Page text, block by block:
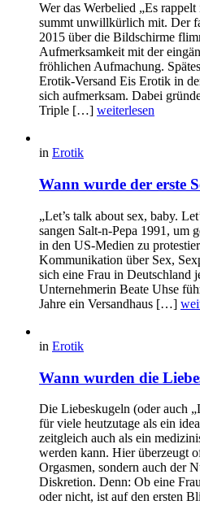
Wer das Werbelied „Es
summt unwillkürlich mit. Der
2015 über die Bildschirme
Aufmerksamkeit mit der
fröhlichen Aufmachung.
Erotik-Versand Eis Erotik in
sich aufmerksam. Dabei
Triple […] weiterlesen
in Erotik
Wann wurde der erste
„Let’s talk about sex, baby.
sangen Salt-n-Pepa 1991, um
in den US-Medien zu
Kommunikation über Sex,
sich eine Frau in Deutschland
Unternehmerin Beate Uhse
Jahre ein Versandhaus […]
in Erotik
Wann wurden die
Die Liebeskugeln (oder auch
für viele heutzutage als ein
zeitgleich auch als ein
werden kann. Hier überzeugt
Orgasmen, sondern auch der
Diskretion. Denn: Ob eine
oder nicht, ist auf den ersten